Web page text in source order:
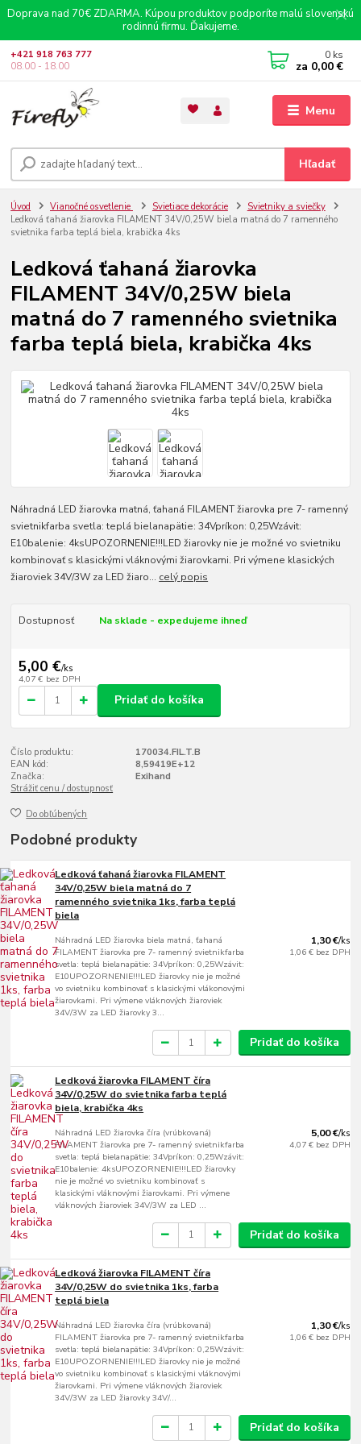
Doprava nad 70€ ZDARMA. Kúpou produktov podporíte malú slovenskú
rodinnú firmu. Ďakujeme.
Menu
Hľadať
+421 918 763 777
08.00 - 18.00
0 ks
za 0,00 €
Úvod Vianočné osvetlenie Svietiace dekorácie
Svietniky a sviečky
Ledková ťahaná žiarovka FILAMENT 34V/0,25W biela matná do 7 ramenného
svietnika farba teplá biela, krabička 4ks
Ledková ťahaná žiarovka
FILAMENT 34V/0,25W biela
matná do 7 ramenného svietnika
farba teplá biela, krabička 4ks
Náhradná LED žiarovka matná, ťahaná FILAMENT žiarovka pre 7- ramenný
svietnikfarba svetla: teplá bielanapätie: 34Vpríkon: 0,25Wzávit:
E10balenie: 4ksUPOZORNENIE!!!LED žiarovky nie je možné vo svietniku
kombinovať s klasickými vláknovými žiarovkami. Pri výmene klasických
žiaroviek 34V/3W za LED žiaro... celý popis
Dostupnosť Na sklade - expedujeme ihneď
5,00 €/ks
4,07 € bez DPH
Pridať do košíka
Číslo produktu:
170034.FIL.T.B
EAN kód:
8,59419E+12
Značka:
Exihand
Strážiť cenu / dostupnosť
Do obľúbených
Podobné produkty
Ledková ťahaná žiarovka FILAMENT
34V/0,25W biela matná do 7
ramenného svietnika 1ks, farba teplá
biela
Náhradná LED žiarovka biela matná, ťahaná
FILAMENT žiarovka pre 7- ramenný svietnikfarba
svetla: teplá bielanapätie: 34Vpríkon: 0,25Wzávit:
E10UPOZORNENIE!!!LED žiarovky nie je možné
vo svietniku kombinovať s klasickými vlákonovými
žiarovkami. Pri výmene vláknových žiaroviek
34V/3W za LED žiarovky 3...
1,30 €/ks
1,06 € bez DPH
Pridať do košíka
Ledková žiarovka FILAMENT číra
34V/0,25W do svietnika farba teplá
biela, krabička 4ks
Náhradná LED žiarovka číra (vrúbkovaná)
FILAMENT žiarovka pre 7- ramenný svietnikfarba
svetla: teplá bielanapätie: 34Vpríkon: 0,25Wzávit:
E10balenie: 4ksUPOZORNENIE!!!LED žiarovky
nie je možné vo svietniku kombinovať s
klasickými vláknovými žiarovkami. Pri výmene
vláknových žiaroviek 34V/3W za LED ...
5,00 €/ks
4,07 € bez DPH
Pridať do košíka
Ledková žiarovka FILAMENT číra
34V/0,25W do svietnika 1ks, farba
teplá biela
Náhradná LED žiarovka číra (vrúbkovaná)
FILAMENT žiarovka pre 7- ramenný svietnikfarba
svetla: teplá bielanapätie: 34Vpríkon: 0,25Wzávit:
E10UPOZORNENIE!!!LED žiarovky nie je možné
vo svietniku kombinovať s klasickými vláknovými
žiarovkami. Pri výmene vláknových žiaroviek
34V/3W za LED žiarovky 34V/...
1,30 €/ks
1,06 € bez DPH
Pridať do košíka